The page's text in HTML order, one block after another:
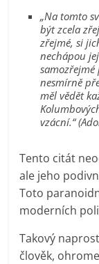
„Na tomto
být zcela
zřejmé, si
nechápou
nesmírně
měl vědět
vzácní.“
Tento citát
ale jeho
Toto
moderních
Takový
člověk,